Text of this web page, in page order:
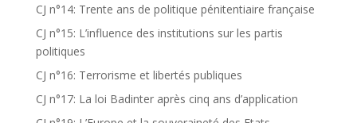
CJ n°14: Trente ans de politique pénitentiaire française
CJ n°15: L’influence des institutions sur les partis
politiques
CJ n°16: Terrorisme et libertés publiques
CJ n°17: La loi Badinter après cinq ans d’application